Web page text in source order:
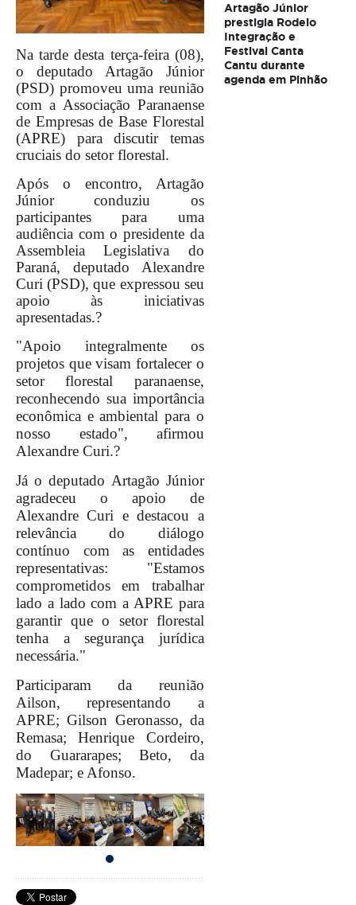
Na tarde desta terça-feira (08),
o deputado Artagão Júnior
(PSD) promoveu uma reunião
com a Associação Paranaense
de Empresas de Base Florestal
(APRE) para discutir temas
cruciais do setor florestal.
Após o encontro, Artagão
Júnior conduziu os
participantes para uma
audiência com o presidente da
Assembleia Legislativa do
Paraná, deputado Alexandre
Curi (PSD), que expressou seu
apoio às iniciativas
apresentadas.?
"Apoio integralmente os
projetos que visam fortalecer o
setor florestal paranaense,
reconhecendo sua importância
econômica e ambiental para o
nosso estado", afirmou
Alexandre Curi.?
Já o deputado Artagão Júnior
agradeceu o apoio de
Alexandre Curi e destacou a
relevância do diálogo
contínuo com as entidades
representativas: "Estamos
comprometidos em trabalhar
lado a lado com a APRE para
garantir que o setor florestal
tenha a segurança jurídica
necessária."
Participaram da reunião
Ailson, representando a
APRE; Gilson Geronasso, da
Remasa; Henrique Cordeiro,
do Guararapes; Beto, da
Madepar; e Afonso.
Artagão Júnior
prestigia Rodeio
Integração e
Festival Canta
Cantu durante
agenda em Pinhão